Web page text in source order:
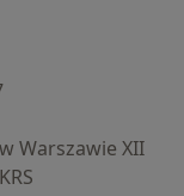
Warszawie XII